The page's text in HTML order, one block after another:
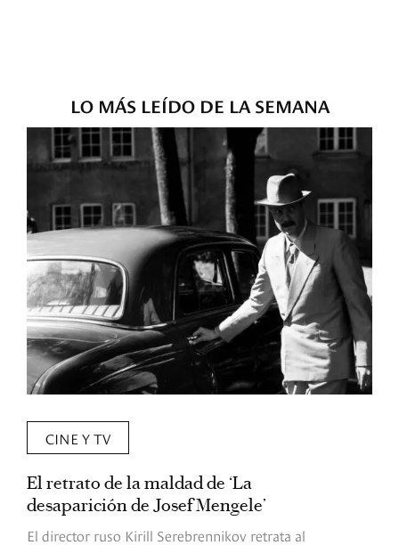
LO MÁS LEÍDO DE LA SEMANA
CINE Y TV
El retrato de la maldad de ‘La
desaparición de Josef Mengele’
El director ruso Kirill Serebrennikov retrata al